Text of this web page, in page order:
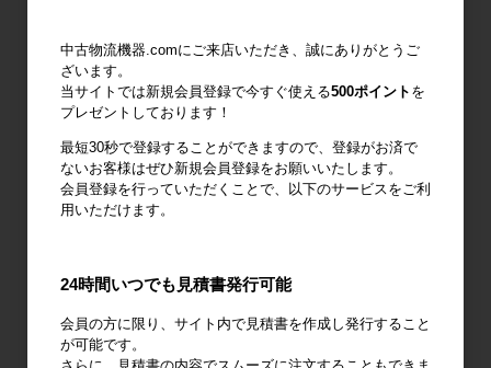
パレット
フォークリフ
コンベア
台車・手押し
台車
作業台 梱包資材
梱包機・封函
中古物流機器.comにご来店いただき、誠にありがとうご
ざいます。
当サイトでは新規会員登録で今すぐ使える500ポイント を
プレゼントしております！
最短30秒で登録することができますので、登録がお済で
ないお客様はぜひ新規会員登録をお願いいたします。
会員登録を行っていただくことで、以下のサービスをご利
用いただけます。
24時間いつでも見積書発行可能
会員の方に限り、サイト内で見積書を作成し発行すること
が可能です。